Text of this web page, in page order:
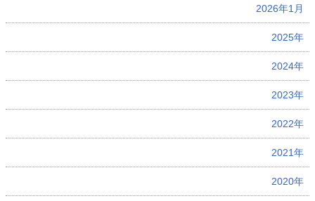
2026年1月
2025年
2024年
2023年
2022年
2021年
2020年